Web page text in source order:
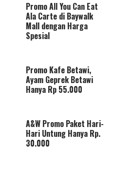
Promo All You Can Eat
Ala Carte di Baywalk
Mall dengan Harga
Spesial
Promo Kafe Betawi,
Ayam Geprek Betawi
Hanya Rp 55.000
A&W Promo Paket Hari-
Hari Untung Hanya Rp.
30.000